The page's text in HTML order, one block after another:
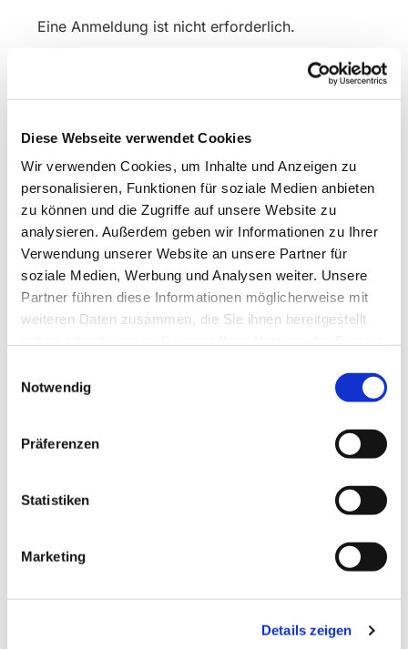
Diese Webseite verwendet Cookies
Wir verwenden Cookies, um Inhalte und Anzeigen zu
personalisieren, Funktionen für soziale Medien anbieten
zu können und die Zugriffe auf unsere Website zu
analysieren. Außerdem geben wir Informationen zu Ihrer
Verwendung unserer Website an unsere Partner für
soziale Medien, Werbung und Analysen weiter. Unsere
Partner führen diese Informationen möglicherweise mit
weiteren Daten zusammen, die Sie ihnen bereitgestellt
Notwendig
Präferenzen
Statistiken
Marketing
Details zeigen
Eine Anmeldung ist nicht erforderlich.